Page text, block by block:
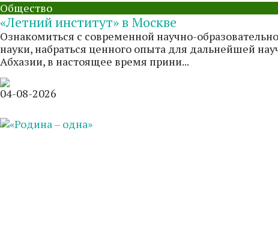
Общество
«Летний институт» в Москве
Ознакомиться с современной научно-
науки, набраться ценного опыта для дальнейшей
Абхазии, в настоящее время прини...
04-08-2026